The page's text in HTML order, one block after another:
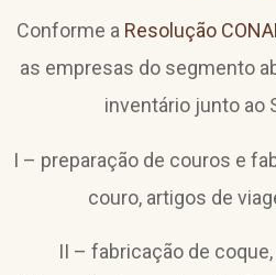
Conforme a Resolução
as empresas do segmento
inventário junto ao
I – preparação de couros e
couro, artigos de
II – fabricação de